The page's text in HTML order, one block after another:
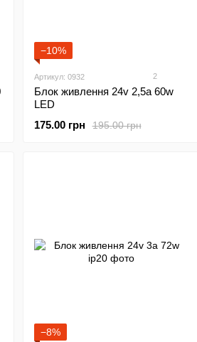
−10%
Артикул: 0932 2
Блок живлення 24v 2,5а 60w
LED
195.00 грн
175.00 грн
−8%